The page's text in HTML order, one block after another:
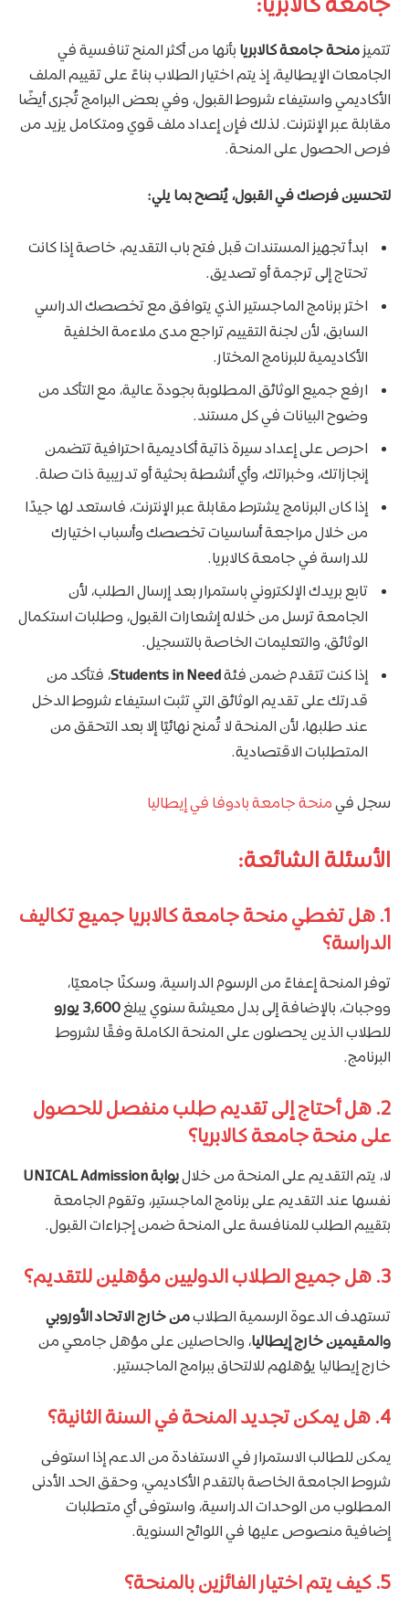
تتميزمنحة جامعة كالابريا بأنها من أكثر المنح تنافسية في
الجامعات الإيطالية، إذ يتم اختيار الطلاب بناءً على تقييم الملف
الأكاديمي واستيفاء شروط القبول، وفي بعض البرامج تُجرى أيضًا
مقابلة عبر الإنترنت. لذلك فإن إعداد ملف قوي ومتكامل يزيد من
فرص الحصول على المنحة.
لتحسين فرصك في القبول، يُنصح بما يلي:
ابدأ تجهيز المستندات قبل فتح باب التقديم، خاصة إذا كانت
تحتاج إلى ترجمة أو تصديق.
اختر برنامج الماجستير الذي يتوافق مع تخصصك الدراسي
السابق، لأن لجنة التقييم تراجع مدى ملاءمة الخلفية
الأكاديمية للبرنامج المختار.
ارفع جميع الوثائق المطلوبة بجودة عالية، مع التأكد من
وضوح البيانات في كل مستند.
احرص على إعداد سيرة ذاتية أكاديمية احترافية تتضمن
إنجازاتك، وخبراتك، وأي أنشطة بحثية أو تدريبية ذات صلة.
إذا كان البرنامج يشترط مقابلة عبر الإنترنت، فاستعد لها جيدًا
من خلال مراجعة أساسيات تخصصك وأسباب اختيارك
للدراسة في جامعة كالابريا.
تابع بريدك الإلكتروني باستمرار بعد إرسال الطلب، لأن
الجامعة ترسل من خلاله إشعارات القبول، وطلبات استكمال
الوثائق، والتعليمات الخاصة بالتسجيل.
إذا كنت تتقدم ضمن فئةStudents in Need، فتأكد من
قدرتك على تقديم الوثائق التي تثبت استيفاء شروط الدخل
عند طلبها، لأن المنحة لا تُمنح نهائيًا إلا بعد التحقق من
المتطلبات الاقتصادية.
سجل فيمنحة جامعة بادوفا في إيطاليا
الأسئلة الشائعة:
1. هل تغطي منحة جامعة كالابريا جميع تكاليف
الدراسة؟
توفر المنحة إعفاءً من الرسوم الدراسية، وسكنًا جامعيًا،
ووجبات، بالإضافة إلى بدل معيشة سنوي يبلغ3,600 يورو
للطلاب الذين يحصلون على المنحة الكاملة وفقًا لشروط
البرنامج.
2. هل أحتاج إلى تقديم طلب منفصل للحصول
على منحة جامعة كالابريا؟
لا، يتم التقديم على المنحة من خلالبوابة UNICAL Admission
نفسها عند التقديم على برنامج الماجستير، وتقوم الجامعة
بتقييم الطلب للمنافسة على المنحة ضمن إجراءات القبول.
3. هل جميع الطلاب الدوليين مؤهلين للتقديم؟
تستهدف الدعوة الرسمية الطلابمن خارج الاتحاد الأوروبي
والمقيمين خارج إيطاليا، والحاصلين على مؤهل جامعي من
خارج إيطاليا يؤهلهم للالتحاق ببرامج الماجستير.
4. هل يمكن تجديد المنحة في السنة الثانية؟
يمكن للطالب الاستمرار في الاستفادة من الدعم إذا استوفى
شروط الجامعة الخاصة بالتقدم الأكاديمي، وحقق الحد الأدنى
المطلوب من الوحدات الدراسية، واستوفى أي متطلبات
إضافية منصوص عليها في اللوائح السنوية.
5. كيف يتم اختيار الفائزين بالمنحة؟